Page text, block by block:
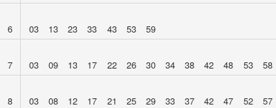
6 03 13 23 33 43 53 59
7 03 09 13 17 22 26 30 34 38 42 48 53 58
8 03 08 12 17 21 25 29 33 37 42 47 52 57